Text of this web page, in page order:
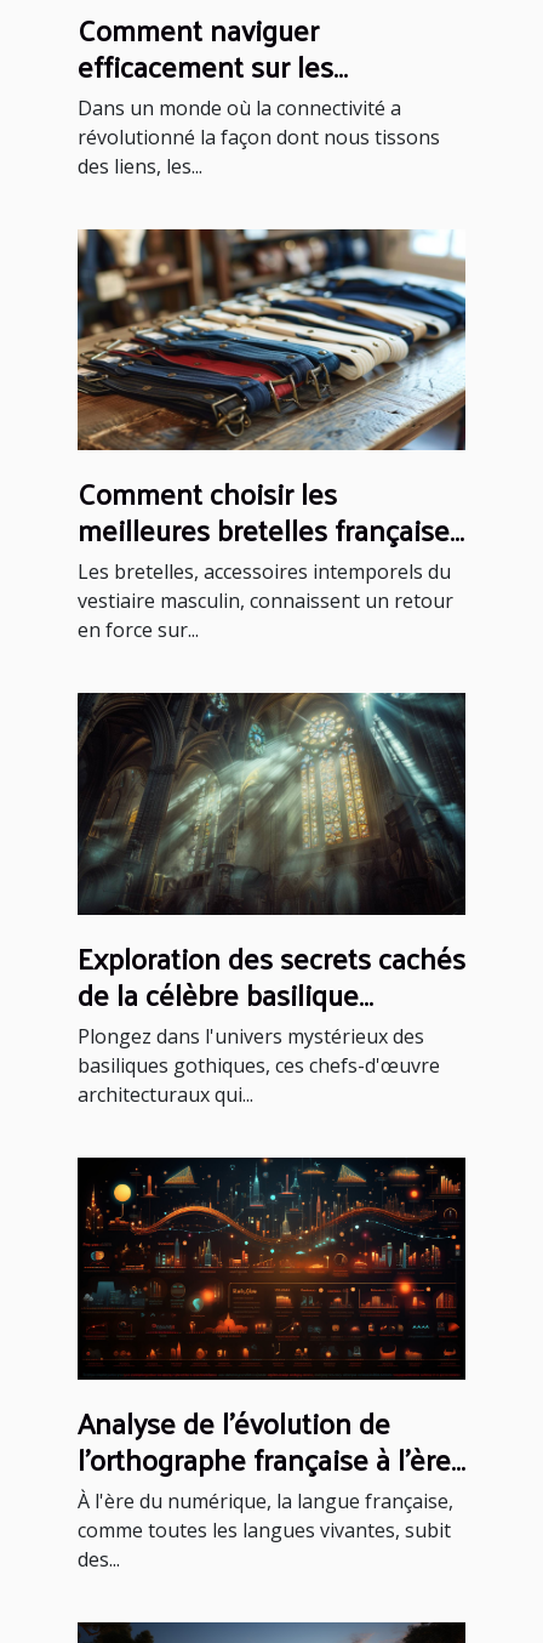
Comment naviguer
efficacement sur les
plateformes de rencontres
sérieuses
Dans un monde où la connectivité a
révolutionné la façon dont nous tissons
des liens, les...
Comment choisir les
meilleures bretelles françaises
pour chaque occasion
Les bretelles, accessoires intemporels du
vestiaire masculin, connaissent un retour
en force sur...
Exploration des secrets cachés
de la célèbre basilique
gothique
Plongez dans l'univers mystérieux des
basiliques gothiques, ces chefs-d'œuvre
architecturaux qui...
Analyse de l'évolution de
l'orthographe française à l'ère
du numérique
À l'ère du numérique, la langue française,
comme toutes les langues vivantes, subit
des...